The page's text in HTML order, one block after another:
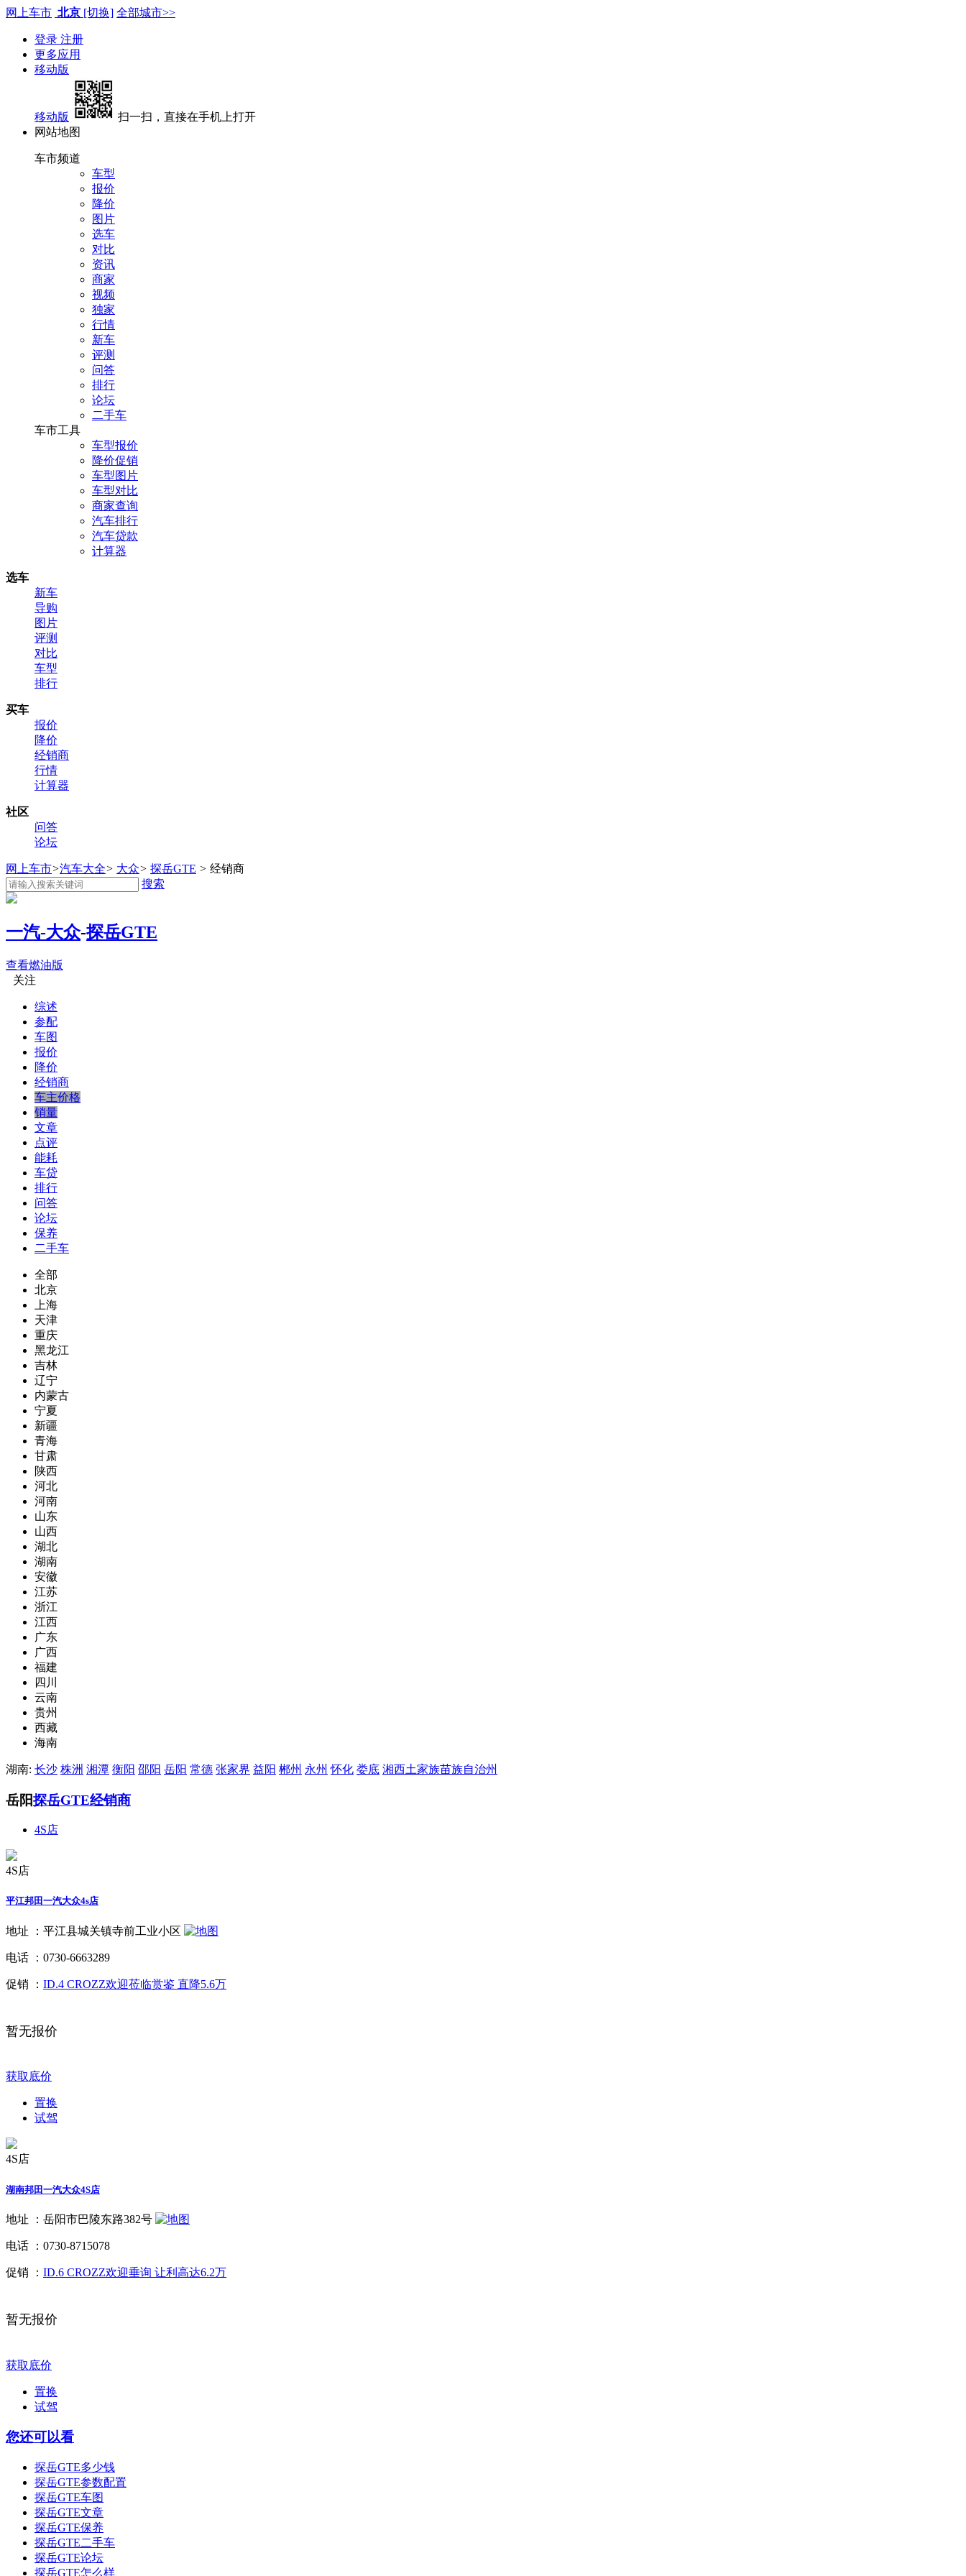
网上车市 北京 [切换] 全部城市>>
登录 注册
更多应用
移动版
移动版
扫一扫，直接在手机上打开
网站地图
车市频道
车型
报价
降价
图片
选车
对比
资讯
商家
视频
独家
行情
新车
评测
问答
排行
论坛
二手车
车市工具
车型报价
降价促销
车型图片
车型对比
商家查询
汽车排行
汽车贷款
计算器
选车
新车
导购
图片
评测
对比
车型
排行
买车
报价
降价
经销商
行情
计算器
社区
问答
论坛
网上车市>汽车大全> 大众> 探岳GTE > 经销商
搜索
一汽-大众-探岳GTE
查看燃油版
关注
综述
参配
车图
报价
降价
经销商
车主价格
销量
文章
点评
能耗
车贷
排行
问答
论坛
保养
二手车
全部
北京
上海
天津
重庆
黑龙江
吉林
辽宁
内蒙古
宁夏
新疆
青海
甘肃
陕西
河北
河南
山东
山西
湖北
湖南
安徽
江苏
浙江
江西
广东
广西
福建
四川
云南
贵州
西藏
海南
湖南: 长沙 株洲 湘潭 衡阳 邵阳 岳阳 常德 张家界 益阳 郴州 永州 怀化 娄底 湘西土家族苗族自治州
岳阳探岳GTE经销商
4S店
4S店
平江邦田一汽大众4s店
地址 ： 平江县城关镇寺前工业小区
电话 ： 0730-6663289
促销 ： ID.4 CROZZ欢迎莅临赏鉴 直降5.6万
暂无报价
获取底价
置换
试驾
4S店
湖南邦田一汽大众4S店
地址 ： 岳阳市巴陵东路382号
电话 ： 0730-8715078
促销 ： ID.6 CROZZ欢迎垂询 让利高达6.2万
暂无报价
获取底价
置换
试驾
您还可以看
探岳GTE多少钱
探岳GTE参数配置
探岳GTE车图
探岳GTE文章
探岳GTE保养
探岳GTE二手车
探岳GTE论坛
探岳GTE怎么样